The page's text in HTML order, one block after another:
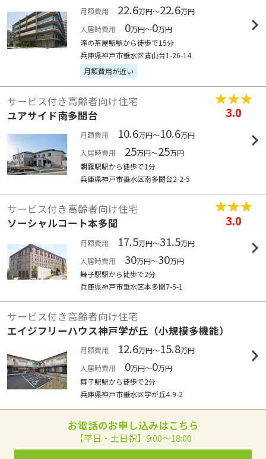
月額費用 22.6万円～22.6万円
入居時費用
0万円～0万円
滝の茶屋駅駅から徒歩で15分
兵庫県神戸市垂水区青山台1-26-14
月額費用が近い
サービス付き高齢者向け住宅
ユアサイド南多聞台
3.0
月額費用 10.6万円～10.6万円
入居時費用
25万円～25万円
朝霧駅駅から徒歩で1分
兵庫県神戸市垂水区南多聞台2-2-5
サービス付き高齢者向け住宅
ソーシャルコート本多聞
3.0
月額費用 17.5万円～31.5万円
入居時費用
30万円～30万円
舞子駅駅から徒歩で2分
兵庫県神戸市垂水区本多聞7-5-1
サービス付き高齢者向け住宅
エイジフリーハウス神戸学が丘（小規模多機能）
月額費用 12.6万円～15.8万円
入居時費用
0万円～0万円
舞子駅駅から徒歩で2分
兵庫県神戸市垂水区学が丘4-9-2
お電話のお申し込みはこちら
【平日・土日祝】9:00～18:00